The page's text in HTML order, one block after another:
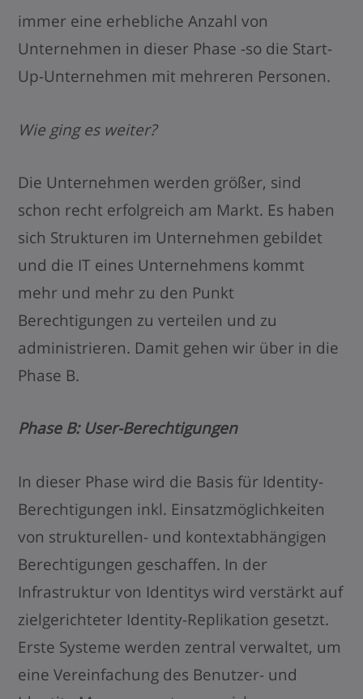
immer eine erhebliche Anzahl von
Unternehmen in dieser Phase -so die Start-
Up-Unternehmen mit mehreren Personen.
Wie ging es weiter?
Die Unternehmen werden größer, sind
schon recht erfolgreich am Markt. Es haben
sich Strukturen im Unternehmen gebildet
und die IT eines Unternehmens kommt
mehr und mehr zu den Punkt
Berechtigungen zu verteilen und zu
administrieren. Damit gehen wir über in die
Phase B.
Phase B: User-Berechtigungen
In dieser Phase wird die Basis für Identity-
Berechtigungen inkl. Einsatzmöglichkeiten
von strukturellen- und kontextabhängigen
Berechtigungen geschaffen. In der
Infrastruktur von Identitys wird verstärkt auf
zielgerichteter Identity-Replikation gesetzt.
Erste Systeme werden zentral verwaltet, um
eine Vereinfachung des Benutzer- und